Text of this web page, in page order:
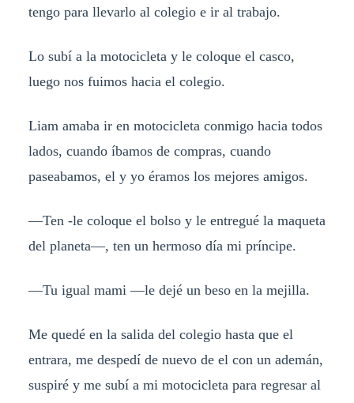
tengo para llevarlo al colegio e ir al trabajo.
Lo subí a la motocicleta y le coloque el casco,
luego nos fuimos hacia el colegio.
Liam amaba ir en motocicleta conmigo hacia todos
lados, cuando íbamos de compras, cuando
paseabamos, el y yo éramos los mejores amigos.
—Ten -le coloque el bolso y le entregué la maqueta
del planeta—, ten un hermoso día mi príncipe.
—Tu igual mami —le dejé un beso en la mejilla.
Me quedé en la salida del colegio hasta que el
entrara, me despedí de nuevo de el con un ademán,
suspiré y me subí a mi motocicleta para regresar al